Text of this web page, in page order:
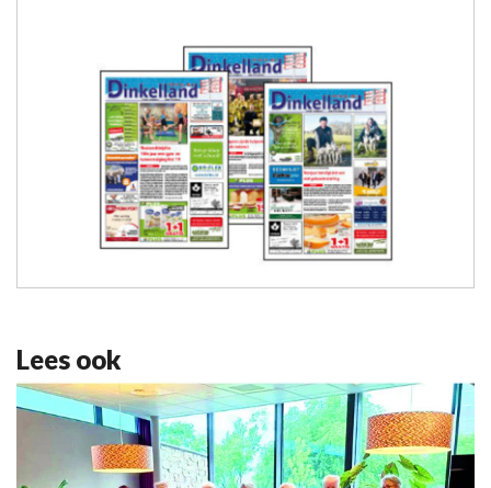
Lees ook